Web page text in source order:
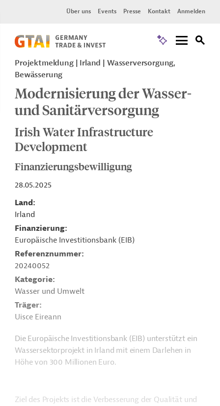
Über uns Events Presse Kontakt Anmelden
Projektmeldung Irland
Wasserversorgung,
Bewässerung
Modernisierung der Wasser-
und Sanitärversorgung
Irish Water Infrastructure
Development
Finanzierungsbewilligung
28.05.2025
Land
Irland
Finanzierung
Europäische Investitionsbank (EIB)
Referenznummer
20240052
Kategorie
Wasser und Umwelt
Träger
Uisce Eireann
Die Europäische Investitionsbank (EIB) unterstützt ein
Wassersektorprojekt in Irland mit einem Darlehen in
Höhe von 300 Millionen Euro.
Ziel des Projekts ist die Verbesserung der Qualität und